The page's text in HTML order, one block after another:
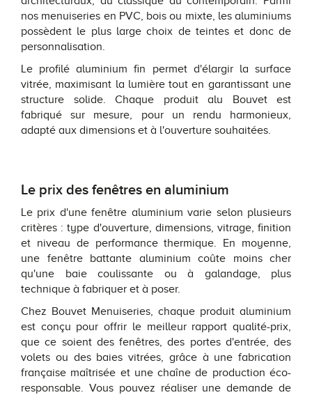
nos menuiseries en PVC, bois ou mixte, les aluminiums
possèdent le plus large choix de teintes et donc de
personnalisation.
Le profilé aluminium fin permet d'élargir la surface
vitrée, maximisant la lumière tout en garantissant une
structure solide. Chaque produit alu Bouvet est
fabriqué sur mesure, pour un rendu harmonieux,
adapté aux dimensions et à l'ouverture souhaitées.
Le prix des fenêtres en aluminium
Le prix d'une fenêtre aluminium varie selon plusieurs
critères : type d'ouverture, dimensions, vitrage, finition
et niveau de performance thermique. En moyenne,
une fenêtre battante aluminium coûte moins cher
qu'une baie coulissante ou à galandage, plus
technique à fabriquer et à poser.
Chez Bouvet Menuiseries, chaque produit aluminium
est conçu pour offrir le meilleur rapport qualité-prix,
que ce soient des fenêtres, des portes d'entrée, des
volets ou des baies vitrées, grâce à une fabrication
française maîtrisée et une chaîne de production éco-
responsable. Vous pouvez réaliser une demande de